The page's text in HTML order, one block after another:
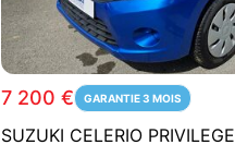
7 200 € GARANTIE 3 MOIS
SUZUKI CELERIO PRIVILEGE